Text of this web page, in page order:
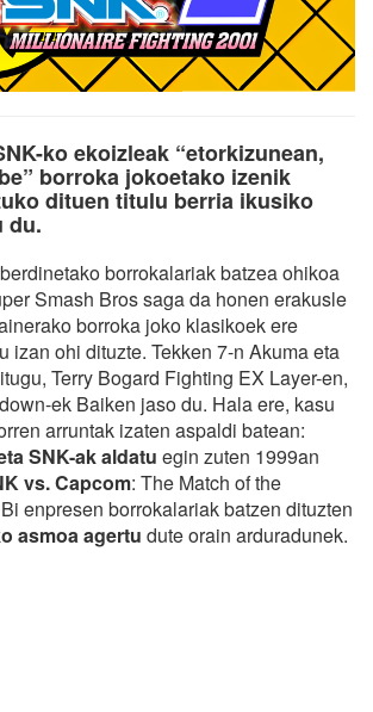
ko ekoizleak “etorkizunean,
borroka jokoetako izenik
dituen titulu berria ikusiko
du.
borrokalariak batzea ohikoa
Smash Bros saga da honen erakusle
borroka joko klasikoek ere
izan ohi dituzte. Tekken 7-n Akuma eta
Terry Bogard Fighting EX Layer-en,
ek Baiken jaso du. Hala ere, kasu
arruntak izaten aspaldi batean:
SNK-ak aldatu egin zuten 1999an
vs. Capcom: The Match of the
enpresen borrokalariak batzen dituzten
asmoa agertu dute orain arduradunek.